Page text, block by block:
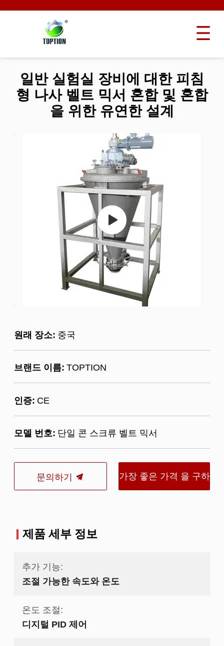
원래 장소: 중국
브랜드 이름: TOPTION
인증: CE
모델 번호: 단일 콘 스크류 벨트 믹서
문의하기 가장 좋은 가격 을 구하
일반 실험실 장비에 대한 피침
형 나사 벨트 믹서 혼합 및 혼합
을 위한 유연한 설계
제품 세부 정보
추가 기능:
조절 가능한 속도와 온도
온도 조절:
디지털 PID 제어